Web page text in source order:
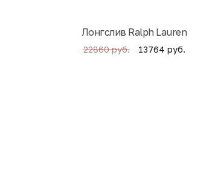
Лонгслив Ralph Lauren
22860 руб. 13764 руб.